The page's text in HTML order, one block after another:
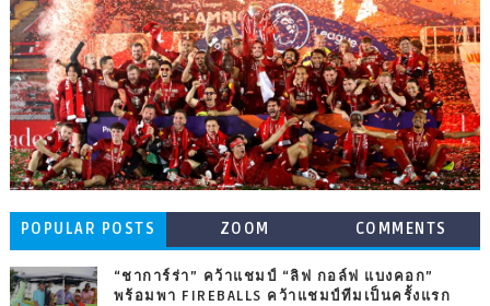
POPULAR POSTS ZOOM COMMENTS
“ชาการ์ร่า” คว้าแชมป์ “ลิฟ กอล์ฟ แบงคอก”
พร้อมพา FIREBALLS คว้าแชมป์ทีมเป็นครั้งแรก